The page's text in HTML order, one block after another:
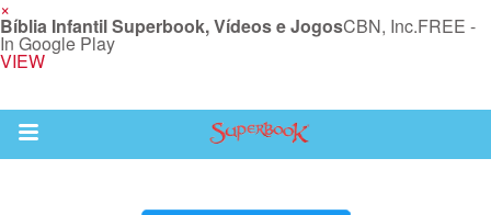
×
Bíblia Infantil Superbook, Vídeos e JogosCBN, Inc.FREE -
In Google Play
VIEW
Return to Content